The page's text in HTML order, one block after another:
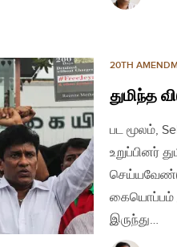
20TH
துமிந்த
பட மூலம்,
உறுப்பினர்
கையொப்பம்
இருந்து…